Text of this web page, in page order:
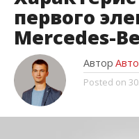
первого
Mercedes-
Автор
Posted on